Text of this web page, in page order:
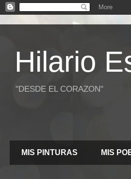
Hilario
"DESDE EL CORAZON"
MIS PINTURAS MIS